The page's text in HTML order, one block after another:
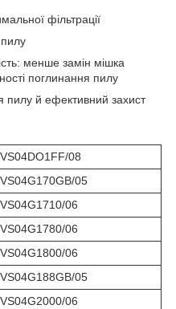
фільтрації
менше замін мішка
поглинання пилу
пилу й ефективний захист
VS04DO1FF/08
VS04G170GB/05
VS04G1710/06
VS04G1780/06
VS04G1800/06
VS04G188GB/05
VS04G2000/06